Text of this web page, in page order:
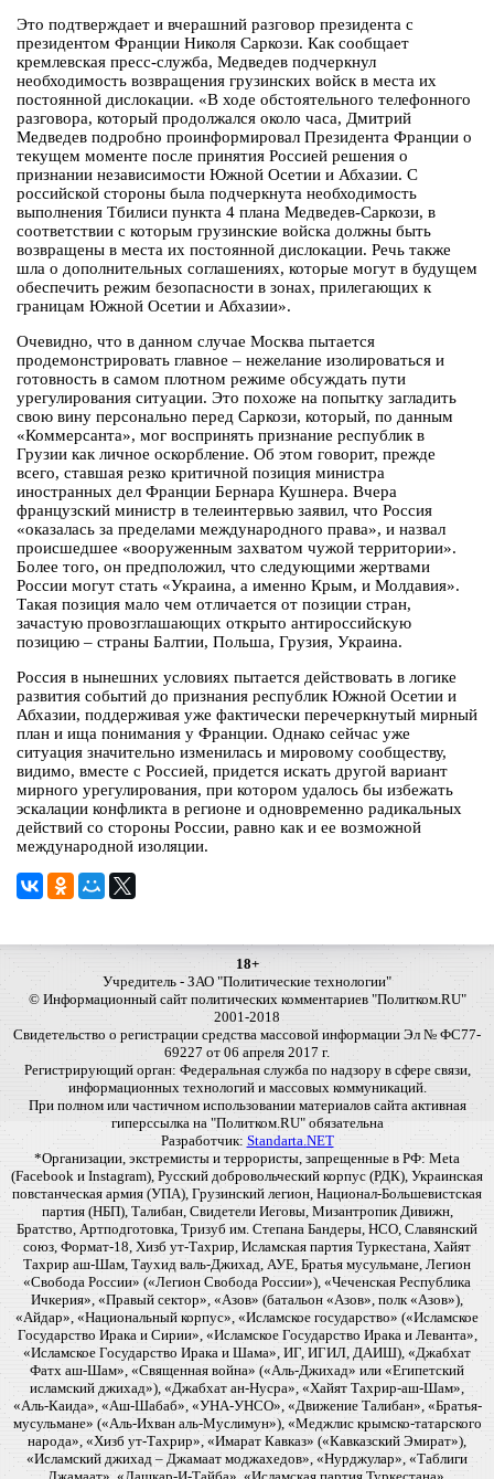
Это подтверждает и вчерашний разговор президента с
президентом Франции Николя Саркози. Как сообщает
кремлевская пресс-служба, Медведев подчеркнул
необходимость возвращения грузинских войск в места их
постоянной дислокации. «В ходе обстоятельного телефонного
разговора, который продолжался около часа, Дмитрий
Медведев подробно проинформировал Президента Франции о
текущем моменте после принятия Россией решения о
признании независимости Южной Осетии и Абхазии. С
российской стороны была подчеркнута необходимость
выполнения Тбилиси пункта 4 плана Медведев-Саркози, в
соответствии с которым грузинские войска должны быть
возвращены в места их постоянной дислокации. Речь также
шла о дополнительных соглашениях, которые могут в будущем
обеспечить режим безопасности в зонах, прилегающих к
границам Южной Осетии и Абхазии».
Очевидно, что в данном случае Москва пытается
продемонстрировать главное – нежелание изолироваться и
готовность в самом плотном режиме обсуждать пути
урегулирования ситуации. Это похоже на попытку загладить
свою вину персонально перед Саркози, который, по данным
«Коммерсанта», мог воспринять признание республик в
Грузии как личное оскорбление. Об этом говорит, прежде
всего, ставшая резко критичной позиция министра
иностранных дел Франции Бернара Кушнера. Вчера
французский министр в телеинтервью заявил, что Россия
«оказалась за пределами международного права», и назвал
происшедшее «вооруженным захватом чужой территории».
Более того, он предположил, что следующими жертвами
России могут стать «Украина, а именно Крым, и Молдавия».
Такая позиция мало чем отличается от позиции стран,
зачастую провозглашающих открыто антироссийскую
позицию – страны Балтии, Польша, Грузия, Украина.
Россия в нынешних условиях пытается действовать в логике
развития событий до признания республик Южной Осетии и
Абхазии, поддерживая уже фактически перечеркнутый мирный
план и ища понимания у Франции. Однако сейчас уже
ситуация значительно изменилась и мировому сообществу,
видимо, вместе с Россией, придется искать другой вариант
мирного урегулирования, при котором удалось бы избежать
эскалации конфликта в регионе и одновременно радикальных
действий со стороны России, равно как и ее возможной
международной изоляции.
18+
Учредитель - ЗАО "Политические технологии"
© Информационный сайт политических комментариев "Политком.RU"
2001-2018
Свидетельство о регистрации средства массовой информации Эл № ФС77-
69227 от 06 апреля 2017 г.
Регистрирующий орган: Федеральная служба по надзору в сфере связи,
информационных технологий и массовых коммуникаций.
При полном или частичном использовании материалов сайта активная
гиперссылка на "Политком.RU" обязательна
Разработчик: Standarta.NET
*Организации, экстремисты и террористы, запрещенные в РФ: Meta
(Facebook и Instagram), Русский добровольческий корпус (РДК), Украинская
повстанческая армия (УПА), Грузинский легион, Национал-Большевистская
партия (НБП), Талибан, Свидетели Иеговы, Мизантропик Дивижн,
Братство, Артподготовка, Тризуб им. Степана Бандеры, НСО, Славянский
союз, Формат-18, Хизб ут-Тахрир, Исламская партия Туркестана, Хайят
Тахрир аш-Шам, Таухид валь-Джихад, АУЕ, Братья мусульмане, Легион
«Свобода России» («Легион Свобода России»), «Чеченская Республика
Ичкерия», «Правый сектор», «Азов» (батальон «Азов», полк «Азов»),
«Айдар», «Национальный корпус», «Исламское государство» («Исламское
Государство Ирака и Сирии», «Исламское Государство Ирака и Леванта»,
«Исламское Государство Ирака и Шама», ИГ, ИГИЛ, ДАИШ), «Джабхат
Фатх аш-Шам», «Священная война» («Аль-Джихад» или «Египетский
исламский джихад»), «Джабхат ан-Нусра», «Хайят Тахрир-аш-Шам»,
«Аль-Каида», «Аш-Шабаб», «УНА-УНСО», «Движение Талибан», «Братья-
мусульмане» («Аль-Ихван аль-Муслимун»), «Меджлис крымско-татарского
народа», «Хизб ут-Тахрир», «Имарат Кавказ» («Кавказский Эмират»),
«Исламский джихад – Джамаат моджахедов», «Нурджулар», «Таблиги